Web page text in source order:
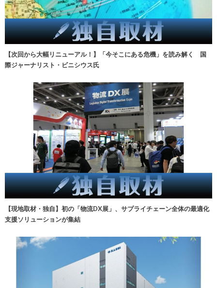
【次回から大幅リニューアル！】「今そこにある危機」を読み解く 国
際ジャーナリスト・ビニシウス氏
【現地取材・独自】初の「物流DX展」、サプライチェーン全体の最適化
支援ソリューションが集結